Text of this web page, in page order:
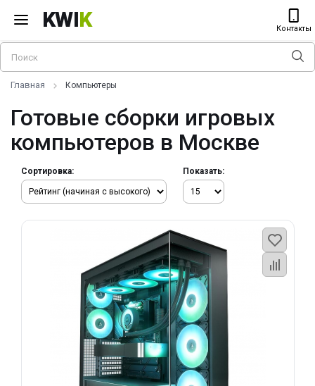
KWIK Контакты
Главная Компьютеры
Готовые сборки игровых
компьютеров в Москве
Сортировка: Показать: